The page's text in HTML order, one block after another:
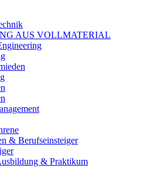
AUS VOLLMATERIAL
& Berufseinsteiger
& Praktikum